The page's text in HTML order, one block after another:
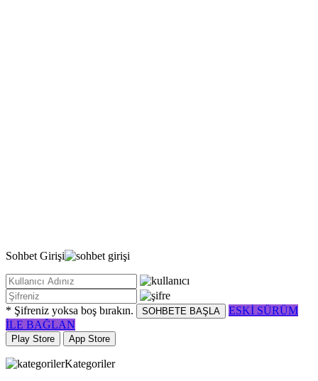
Sohbet Girişi
* Şifreniz yoksa boş bırakın. SOHBETE BAŞLA
ESKİ SÜRÜM
İLE BAĞLAN
Play Store App Store
Kategoriler